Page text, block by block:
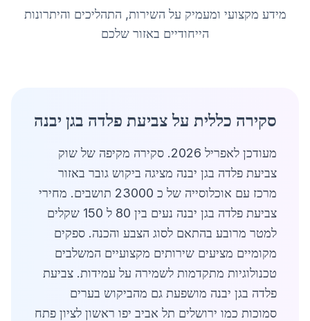
מידע מקצועי ומעמיק על השירות, התהליכים והיתרונות
הייחודיים באזור שלכם
סקירה כללית על צביעת פלדה בגן יבנה
מעודכן לאפריל 2026. סקירה מקיפה של שוק
צביעת פלדה בגן יבנה מציגה ביקוש גובר באזור
מרכז עם אוכלוסייה של כ 23000 תושבים. מחירי
צביעת פלדה בגן יבנה נעים בין 80 ל 150 שקלים
למטר מרובע בהתאם לסוג הצבע והכנה. ספקים
מקומיים מציעים שירותים מקצועיים המשלבים
טכנולוגיות מתקדמות לשמירה על עמידות. צביעת
פלדה בגן יבנה מושפעת גם מהביקוש בערים
סמוכות כמו ירושלים תל אביב יפו ראשון לציון פתח